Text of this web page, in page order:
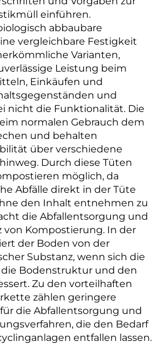
einführen.
abbaubare
vergleichbare Festigkeit
Varianten,
Leistung beim
Einkäufen und
und
nicht die Funktionalität. Die
normalen Gebrauch dem
und behalten
über verschiedene
Durch diese Tüten
möglich, da
Abfälle direkt in der Tüte
den Inhalt entnehmen zu
die Abfallentsorgung und
von Kompostierung. In der
der Boden von der
Substanz, wenn sich die
die Bodenstruktur und den
Zu den vorteilhaften
zählen geringere
die Abfallentsorgung und
die den Bedarf
entfallen lassen.